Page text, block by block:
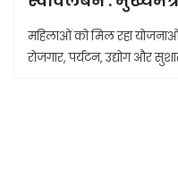
महिलाओं को मिल रहा
रोजगार, पर्यटन, उद्योग और